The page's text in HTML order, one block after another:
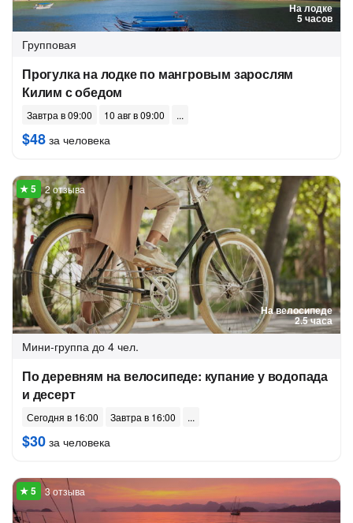
На лодке
5 часов
Групповая
Прогулка на лодке по мангровым зарослям
Килим с обедом
Завтра в 09:00 10 авг в 09:00
$48 за человека
На велосипеде
2.5 часа
2 отзыва
Мини-группа до 4 чел.
По деревням на велосипеде: купание у водопада
и десерт
Сегодня в 16:00 Завтра в 16:00
$30 за человека
3 отзыва